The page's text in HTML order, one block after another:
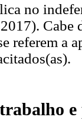
no
Cabe
referem a